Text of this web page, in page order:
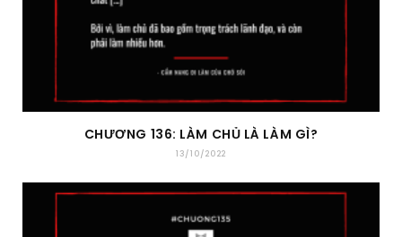
CHƯƠNG 136: LÀM CHỦ LÀ LÀM GÌ?
13/10/2022